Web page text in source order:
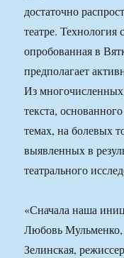
достаточно
театре. Технология
опробованная в
предполагает
Из многочисленных
текста,
темах, на болевых
выявленных в
театрального
«Сначала наша
Любовь
Зелинская,